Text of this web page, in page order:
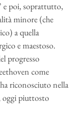
e poi, soprattutto,
minore (che
a quella
e maestoso.
progresso
come
riconosciuto nella
oggi piuttosto